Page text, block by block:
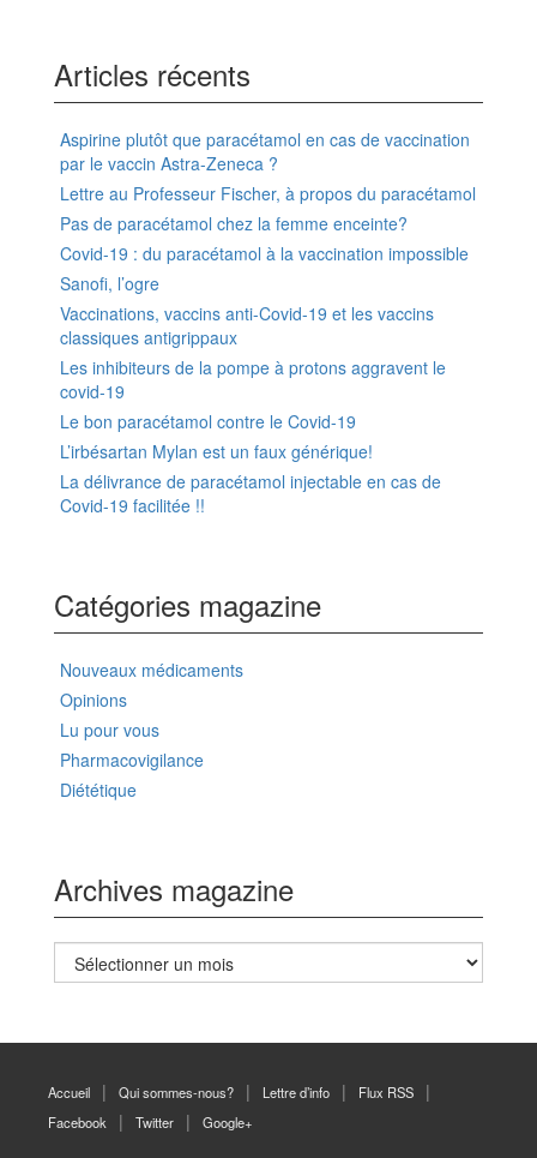
Articles récents
Aspirine plutôt que paracétamol en cas de vaccination
par le vaccin Astra-Zeneca ?
Lettre au Professeur Fischer, à propos du paracétamol
Pas de paracétamol chez la femme enceinte?
Covid-19 : du paracétamol à la vaccination impossible
Sanofi, l’ogre
Vaccinations, vaccins anti-Covid-19 et les vaccins
classiques antigrippaux
Les inhibiteurs de la pompe à protons aggravent le
covid-19
Le bon paracétamol contre le Covid-19
L’irbésartan Mylan est un faux générique!
La délivrance de paracétamol injectable en cas de
Covid-19 facilitée !!
Catégories magazine
Nouveaux médicaments
Opinions
Lu pour vous
Pharmacovigilance
Diététique
Archives magazine
Archives
magazine
Accueil Qui sommes-nous? Lettre d’info
Flux RSS
Facebook
Twitter Google+